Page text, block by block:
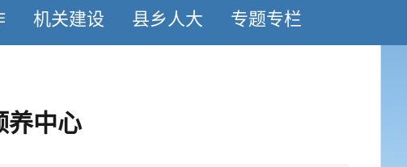
机关建设 县乡人大 专题专栏
养中心